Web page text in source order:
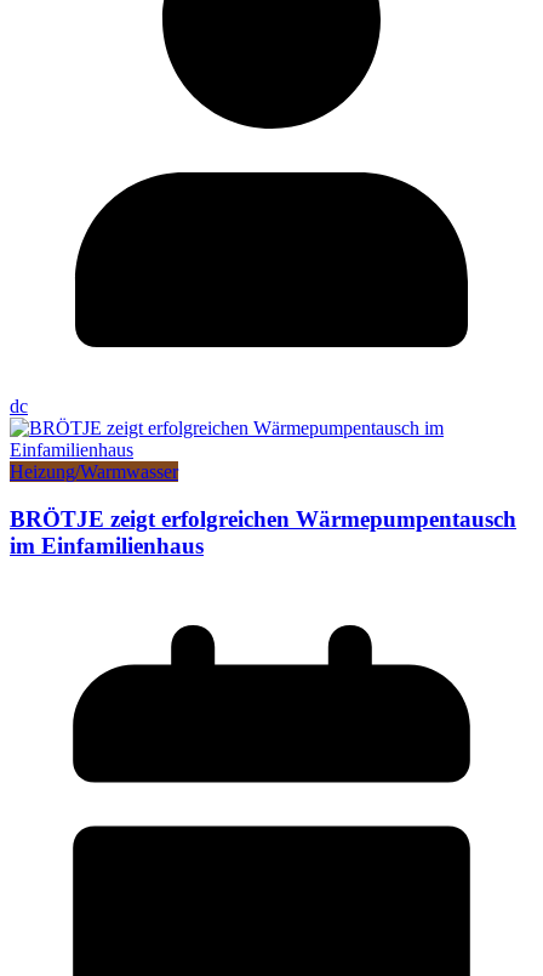
dc
Heizung/Warmwasser
BRÖTJE zeigt erfolgreichen Wärmepumpentausch
im Einfamilienhaus